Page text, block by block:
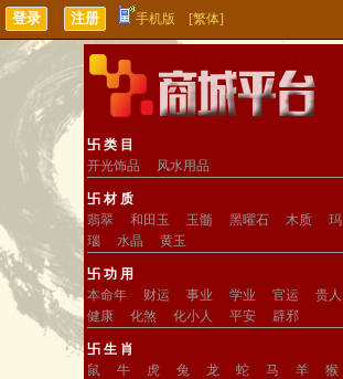
手机版 [繁体]
卐 类 目
开光饰品
风水用品
卐 材 质
翡翠
和田玉 玉髓 黑曜石 木质
玛
瑙
水晶 黄玉
卐 功 用
本命年
财运 事业 学业 官运
贵人
健康
化煞 化小人 平安 辟邪
卐 生 肖
鼠
牛 虎 兔 龙 蛇 马 羊
猴